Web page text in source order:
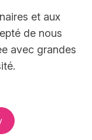
et aux
de nous
avec grandes